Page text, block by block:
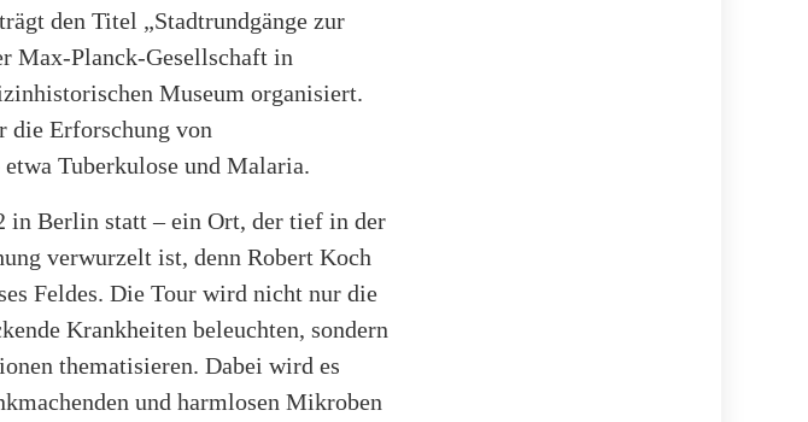
den Titel „Stadtrundgänge zur
Max-Planck-Gesellschaft in
Museum organisiert.
die Erforschung von
Tuberkulose und Malaria.
in Berlin statt – ein Ort, der tief in der
verwurzelt ist, denn Robert Koch
Feldes. Die Tour wird nicht nur die
Krankheiten beleuchten, sondern
thematisieren. Dabei wird es
und harmlosen Mikroben